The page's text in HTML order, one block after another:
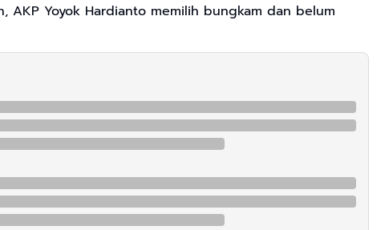
AKP Yoyok Hardianto memilih bungkam dan belum